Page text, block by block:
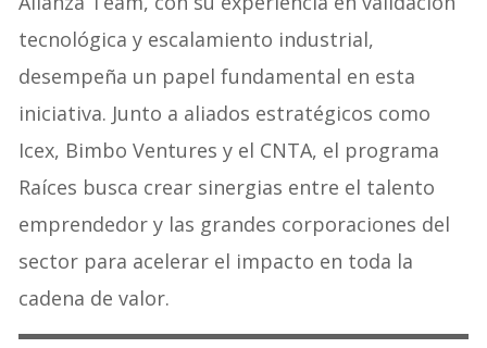
tecnológica y escalamiento industrial,
desempeña un papel fundamental en esta
iniciativa. Junto a aliados estratégicos como
Icex, Bimbo Ventures y el CNTA, el programa
Raíces busca crear sinergias entre el talento
emprendedor y las grandes corporaciones del
sector para acelerar el impacto en toda la
cadena de valor.